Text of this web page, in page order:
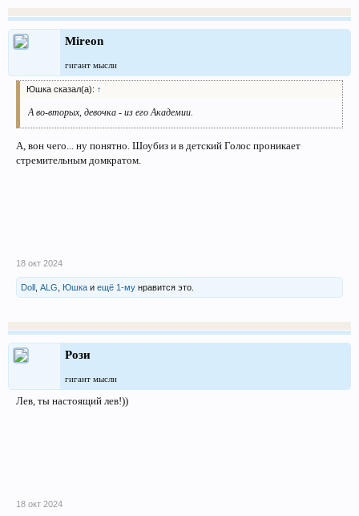
Mireon
гигант мысли
Юшка сказал(а): ↑
А во-вторых, девочка - из его Академии.
А, вон чего... ну понятно. Шоубиз и в детский Голос проникает
стремительным домкратом.
18 окт 2024
Doll , ALG, Юшка и ещё 1-му нравится это.
Рози
гигант мысли
Лев, ты настоящий лев!))
18 окт 2024